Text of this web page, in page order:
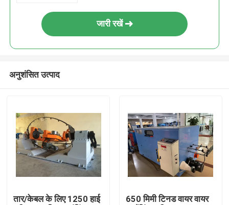
जारी रखें
अनुशंसित उत्पाद
तार/केबल के लिए 1250 हाई
650 मिमी टिनड वायर वायर